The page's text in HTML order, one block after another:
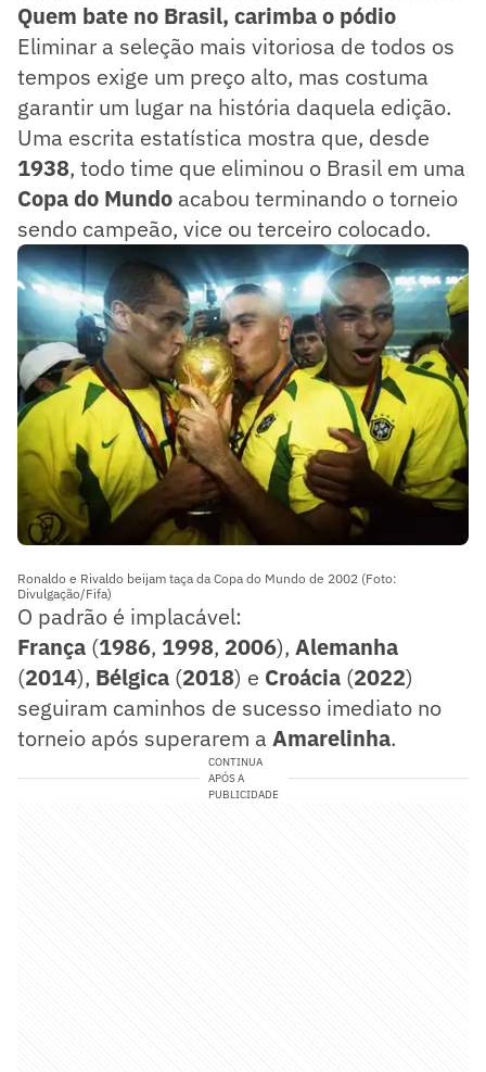
Quem bate no Brasil, carimba o pódio
Eliminar a seleção mais vitoriosa de todos os
tempos exige um preço alto, mas costuma
garantir um lugar na história daquela edição.
Uma escrita estatística mostra que, desde
1938, todo time que eliminou o Brasil em uma
Copa do Mundo acabou terminando o torneio
sendo campeão, vice ou terceiro colocado.
Ronaldo e Rivaldo beijam taça da Copa do Mundo de 2002 (Foto:
Divulgação/Fifa)
O padrão é implacável:
França (1986, 1998, 2006), Alemanha
(2014), Bélgica (2018) e Croácia (2022)
seguiram caminhos de sucesso imediato no
torneio após superarem a Amarelinha.
CONTINUA
APÓS A
PUBLICIDADE